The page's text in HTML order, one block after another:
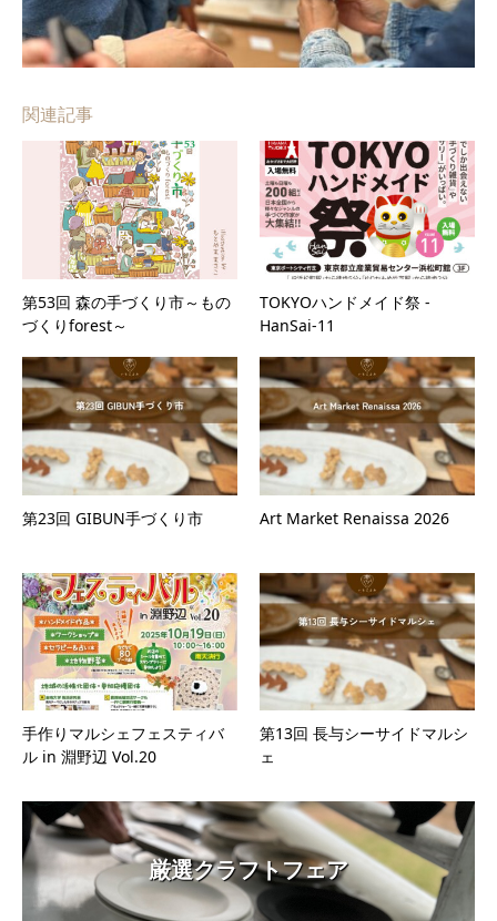
関連記事
第53回 森の手づくり市～もの
づくりforest～
TOKYOハンドメイド祭 -
HanSai-11
第23回 GIBUN手づくり市 Art Market Renaissa 2026
手作りマルシェフェスティバ
ル in 淵野辺 Vol.20
第13回 長与シーサイドマルシ
ェ
厳選クラフトフェア